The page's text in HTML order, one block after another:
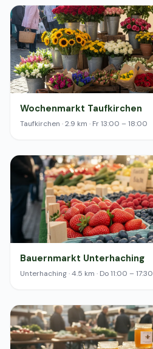
Wochenmarkt Taufkirchen
Taufkirchen · 2.9 km · Fr 13:00 – 18:00
Bauernmarkt Unterhaching
Unterhaching · 4.5 km · Do 11:00 – 17:30